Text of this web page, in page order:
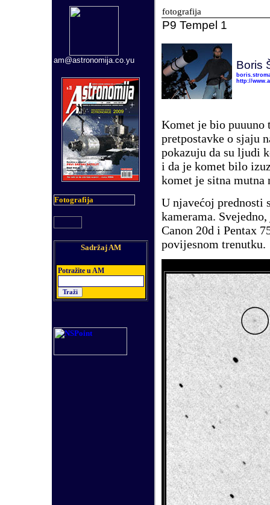
am@astronomija.co.yu
Fotografija
Sadržaj AM
Potražite u AM
fotografija
P9 Tempel 1
Boris
http://
Komet je bio puuuno
pretpostavke o sjaju
pokazuju da su ljudi
i da je komet bilo
komet je sitna mutna
U njavećoj prednosti
kamerama.
Canon 20d i Pentax
povijesnom trenutku.